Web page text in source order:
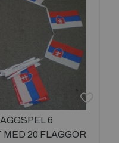
6
20 FLAGGOR